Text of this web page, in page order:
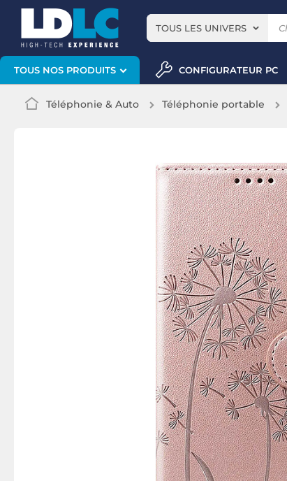
TOUS LES UNIVERS
TOUS NOS PRODUITS CONFIGURATEUR PC
Téléphonie & Auto Téléphonie portable